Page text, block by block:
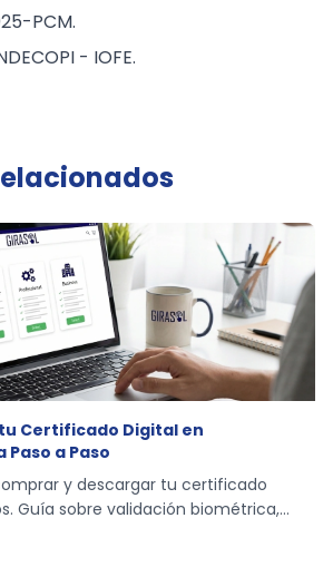
PCM.
- IOFE.
Certificado Digital en
Paso a Paso
y descargar tu certificado
Guía sobre validación biométrica,